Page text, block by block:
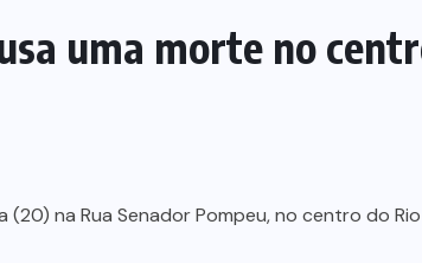
uma morte no
na Rua Senador Pompeu, no centro do